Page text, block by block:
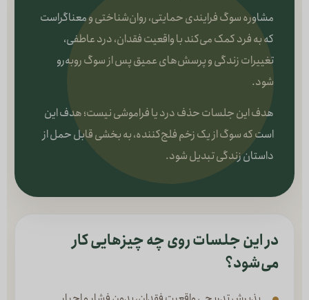
مشاوره سوگ فرایندی حمایتی، روان‌شناختی و معناگراست
که به فرد کمک می‌کند با واقعیت فقدان، درد عاطفی،
تغییرات زندگی و پرسش‌های عمیق پس از سوگ روبه‌رو
شود.
هدف این جلسات حذف درد یا فراموشی نیست؛ هدف این
است که سوگ از یک زخم فلج‌کننده، به بخشی قابل حمل از
داستان زندگی تبدیل شود.
در این جلسات روی چه چیزهایی کار
می‌شود؟